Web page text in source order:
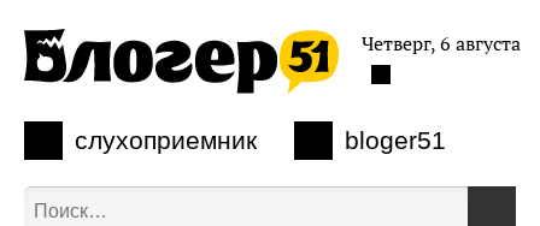
слухоприемник bloger51
Четверг, 6 августа